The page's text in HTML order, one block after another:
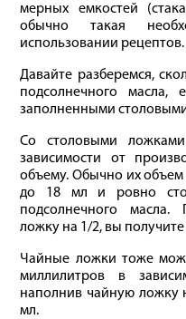
мерных емкостей
обычно такая
использовании рецептов.
Давайте разберемся,
подсолнечного масла,
заполненными
Со столовыми
зависимости от
объему. Обычно их объем
до 18 мл и ровно
подсолнечного масла.
ложку на 1/2, вы получите
Чайные ложки тоже
миллилитров в
наполнив чайную ложку
мл.